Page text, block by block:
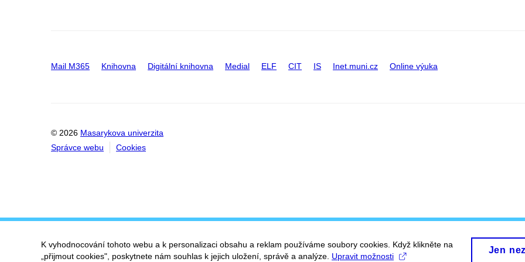
Mail M365 Knihovna Digitální knihovna Medial ELF CIT IS Inet.muni.cz Online výuka
© 2026 Masarykova univerzita
Správce webu
Cookies
K vyhodnocování tohoto webu a k personalizaci obsahu a reklam používáme soubory cookies. Když klikněte na
„přijmout cookies", poskytnete nám souhlas k jejich uložení, správě a analýze. Upravit možnosti
Jen